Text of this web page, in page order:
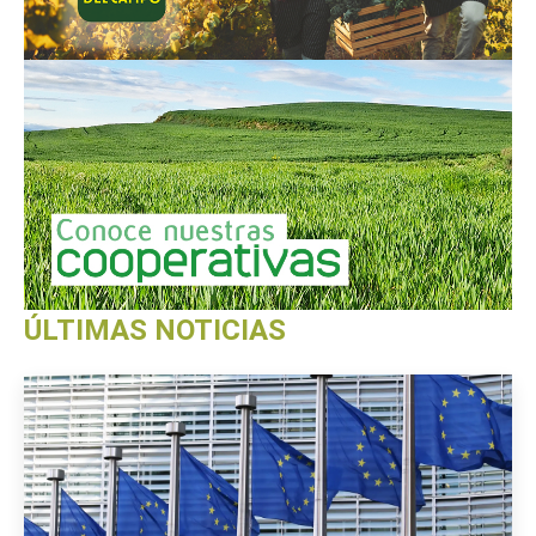
ÚLTIMAS NOTICIAS